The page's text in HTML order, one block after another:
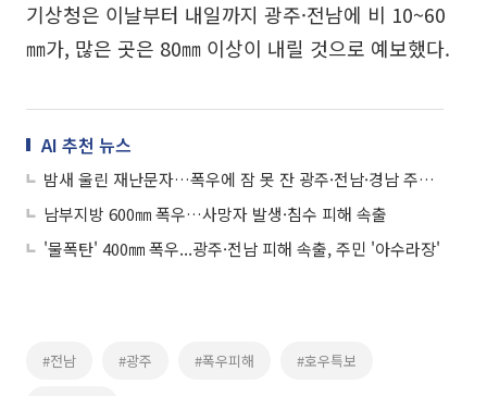
기상청은 이날부터 내일까지 광주·전남에 비 10~60
㎜가, 많은 곳은 80㎜ 이상이 내릴 것으로 예보했다.
AI 추천 뉴스
밤새 울린 재난문자…폭우에 잠 못 잔 광주·전남·경남 주민들
남부지방 600㎜ 폭우…사망자 발생·침수 피해 속출
'물폭탄' 400㎜ 폭우...광주·전남 피해 속출, 주민 '아수라장'
#전남 #광주 #폭우피해 #호우특보